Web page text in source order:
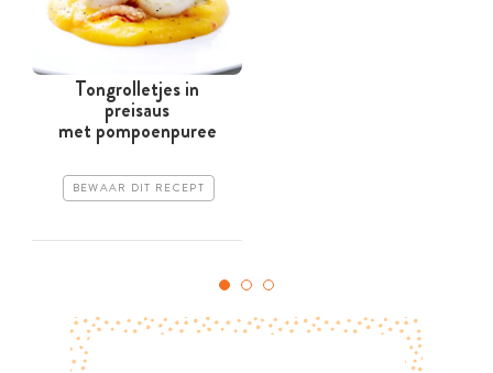
Tongrolletjes in
preisaus
met pompoenpuree
BEWAAR DIT RECEPT